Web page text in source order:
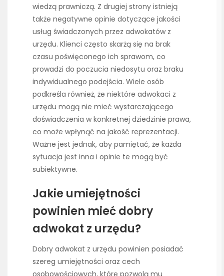
wiedzą prawniczą. Z drugiej strony istnieją
także negatywne opinie dotyczące jakości
usług świadczonych przez adwokatów z
urzędu. Klienci często skarżą się na brak
czasu poświęconego ich sprawom, co
prowadzi do poczucia niedosytu oraz braku
indywidualnego podejścia. Wiele osób
podkreśla również, że niektóre adwokaci z
urzędu mogą nie mieć wystarczającego
doświadczenia w konkretnej dziedzinie prawa,
co może wpłynąć na jakość reprezentacji.
Ważne jest jednak, aby pamiętać, że każda
sytuacja jest inna i opinie te mogą być
subiektywne.
Jakie umiejętności
powinien mieć dobry
adwokat z urzędu?
Dobry adwokat z urzędu powinien posiadać
szereg umiejętności oraz cech
osobowościowych, które pozwolą mu